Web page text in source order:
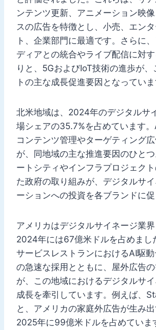
ンテンツ更新、アニメーション映
スの広告を特徴とし、小売、エン
ト、企業部門に最適です。さらに
ディアとの統合やライブ配信に対
りと、5GおよびIoT技術の進歩が、
トの主な成長促進要因となっていま
北米地域は、2024年のデジタルサ
場シェアの35.7%を占めています
コンテンツ管理やターゲティング
が、同地域の主な推進要因のひと
ートシティやインフラプロジェク
た政府の取り組みが、デジタルサ
ーションへの投資を各ブランドに促
アメリカはデジタルサイネージ業界
2024年には67億米ドルを占めまし
サービスレストランにおけるAI駆
の急速な採用とともに、屋外広告
が、この地域におけるデジタルサ
成長を牽引しています。例えば、
と、アメリカの家庭外広告が生み出
2025年に99億米ドルを占めていま